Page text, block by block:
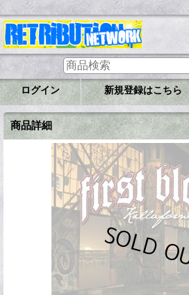
ログイン 新規登録はこちら
商品詳細